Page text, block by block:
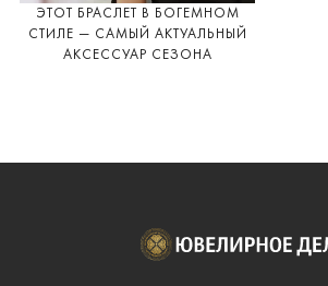
ЭТОТ БРАСЛЕТ В БОГЕМНОМ
СТИЛЕ — САМЫЙ АКТУАЛЬНЫЙ
АКСЕССУАР СЕЗОНА